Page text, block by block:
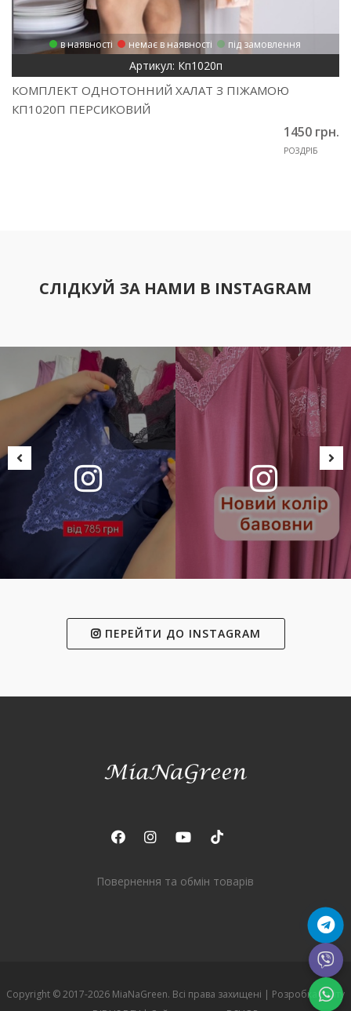
в наявності немає в наявності під замовлення
Артикул: Кп1020п
КОМПЛЕКТ ОДНОТОННИЙ ХАЛАТ З ПІЖАМОЮ
КП1020П ПЕРСИКОВИЙ
1450 грн.
РОЗДРІБ
СЛІДКУЙ ЗА НАМИ В INSTAGRAM
ПЕРЕЙТИ ДО INSTAGRAM
Повернення та обмін товарів
Copyright © 2017-2026 MiaNaGreen. Всі права захищені | Розробка сайту